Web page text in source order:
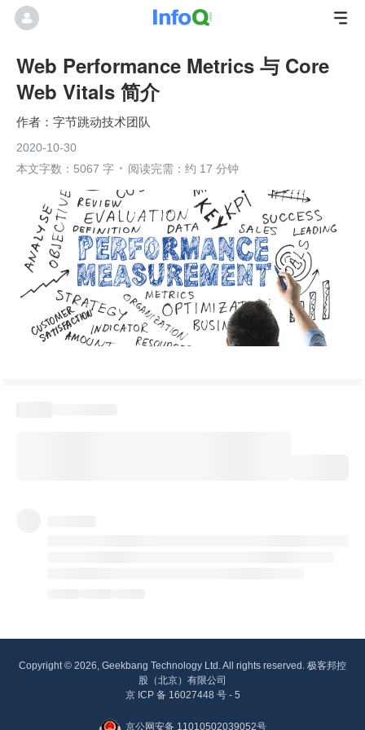
Web Performance Metrics 与 Core
Web Vitals 简介
字节跳动技术团队
2020-10-30
本文字数：5067 字
阅读完需：约 17 分钟
Copyright © 2026, Geekbang Technology Ltd. All rights reserved. 极客邦控
股（北京）有限公司
京 ICP 备 16027448 号 - 5
京公网安备 11010502039052号